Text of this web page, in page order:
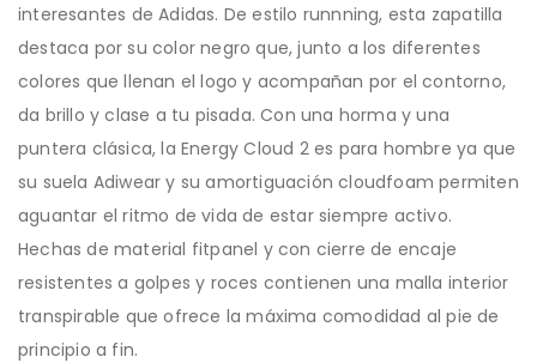
interesantes de Adidas. De estilo runnning, esta zapatilla
destaca por su color negro que, junto a los diferentes
colores que llenan el logo y acompañan por el contorno,
da brillo y clase a tu pisada. Con una horma y una
puntera clásica, la Energy Cloud 2 es para hombre ya que
su suela Adiwear y su amortiguación cloudfoam permiten
aguantar el ritmo de vida de estar siempre activo.
Hechas de material fitpanel y con cierre de encaje
resistentes a golpes y roces contienen una malla interior
transpirable que ofrece la máxima comodidad al pie de
principio a fin.